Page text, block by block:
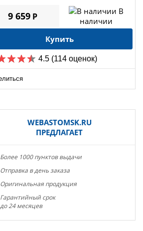
9 659 P
В
наличии
Купить
4.5 (114 оценок)
WEBASTOMSK.RU
ПРЕДЛАГАЕТ
Более 1000 пунктов выдачи
Отправка в день заказа
Оригинальная продукция
Гарантийный срок
до 24 месяцев